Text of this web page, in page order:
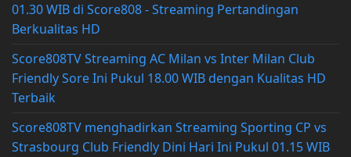
01.30 WIB di Score808 - Streaming Pertandingan
Berkualitas HD
Score808TV Streaming AC Milan vs Inter Milan Club
Friendly Sore Ini Pukul 18.00 WIB dengan Kualitas HD
Terbaik
Score808TV menghadirkan Streaming Sporting CP vs
Strasbourg Club Friendly Dini Hari Ini Pukul 01.15 WIB